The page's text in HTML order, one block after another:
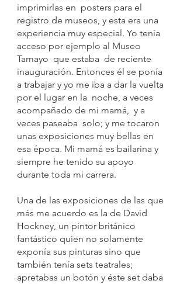
imprimirlas en  posters para el
registro de museos, y esta era una
experiencia muy especial. Yo tenía
acceso por ejemplo al Museo
Tamayo  que estaba  de reciente
inauguración. Entonces él se ponía
a trabajar y yo me iba a dar la vuelta
por el lugar en la  noche, a veces
acompañado de mi mamá,  y a
veces paseaba  solo; y me tocaron
unas exposiciones muy bellas en
esa época. Mi mamá es bailarina y
siempre he tenido su apoyo
durante toda mi carrera.
Una de las exposiciones de las que
más me acuerdo es la de David
Hockney, un pintor británico
fantástico quien no solamente
exponía sus pinturas sino que
también tenía sets teatrales;
apretabas un botón y éste set daba